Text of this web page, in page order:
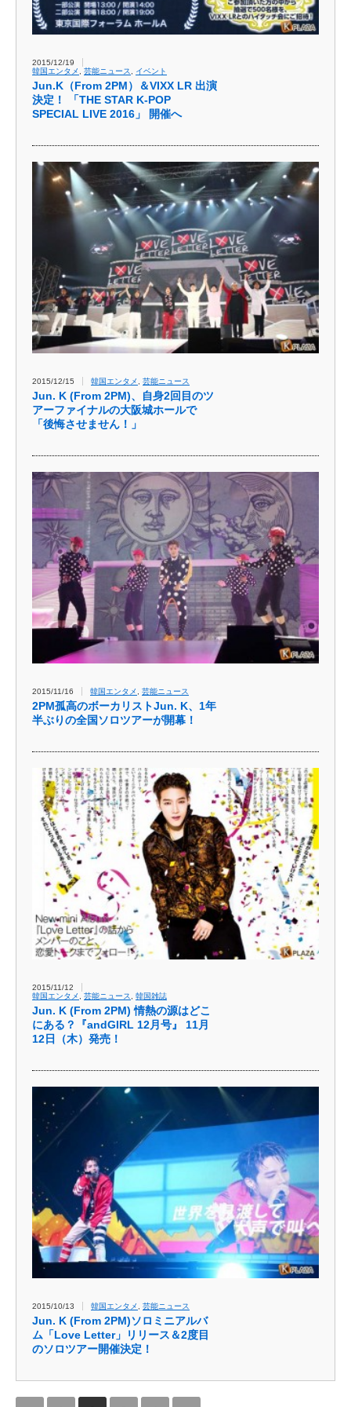
2015/12/19
韓国エンタメ , 芸能ニュース, イベント
Jun.K（From 2PM）＆VIXX LR 出演
決定！ 「THE STAR K-POP
SPECIAL LIVE 2016」 開催へ
2015/12/15 韓国エンタメ , 芸能ニュース
Jun. K (From 2PM)、自身2回目のツ
アーファイナルの大阪城ホールで
「後悔させません！」
2015/11/16 韓国エンタメ , 芸能ニュース
2PM孤高のボーカリストJun. K、1年
半ぶりの全国ソロツアーが開幕！
2015/11/12
韓国エンタメ , 芸能ニュース, 韓国雑誌
Jun. K (From 2PM) 情熱の源はどこ
にある？『andGIRL 12月号』 11月
12日（木）発売！
2015/10/13 韓国エンタメ , 芸能ニュース
Jun. K (From 2PM)ソロミニアルバ
ム「Love Letter」リリース＆2度目
のソロツアー開催決定！